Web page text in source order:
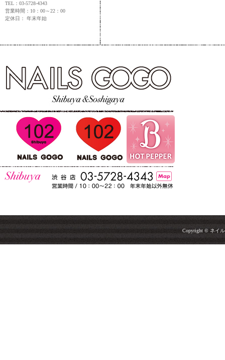
TEL：03-5728-4343
営業時間：10：00～22：00
定休日： 年末年始
Copyright © ネイル